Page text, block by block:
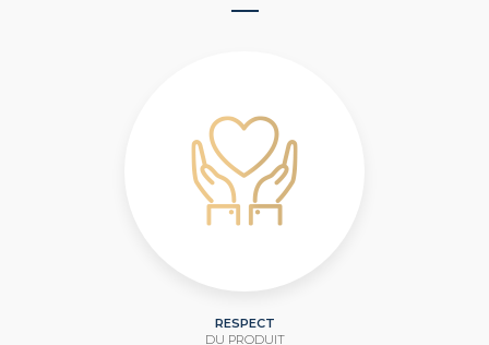
RESPECT
DU PRODUIT